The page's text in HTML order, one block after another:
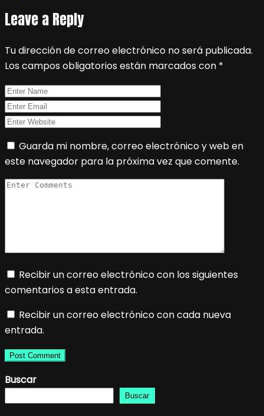
Leave a Reply
Tu dirección de correo electrónico no será publicada.
Los campos obligatorios están marcados con *
Guarda mi nombre, correo electrónico y web en
este navegador para la próxima vez que comente.
Recibir un correo electrónico con los siguientes
comentarios a esta entrada.
Recibir un correo electrónico con cada nueva
entrada.
Buscar
Buscar